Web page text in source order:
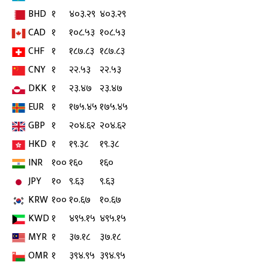
BHD १ ४०३.२९ ४०३.२९
CAD १ १०८.५३ १०८.५३
CHF १ १८७.८३ १८७.८३
CNY १ २२.५३
२२.५३
DKK १ २३.४७ २३.४७
EUR १ १७५.४५१७५.४५
GBP १ २०४.६२ २०४.६२
HKD १ १९.३८
१९.३८
INR १००१६०
१६०
JPY
१० ९.६३
९.६३
KRW १००१०.६७ १०.६७
KWD१ ४९५.१५ ४९५.१५
MYR १ ३७.१८
३७.१८
OMR १ ३९४.९५ ३९४.९५